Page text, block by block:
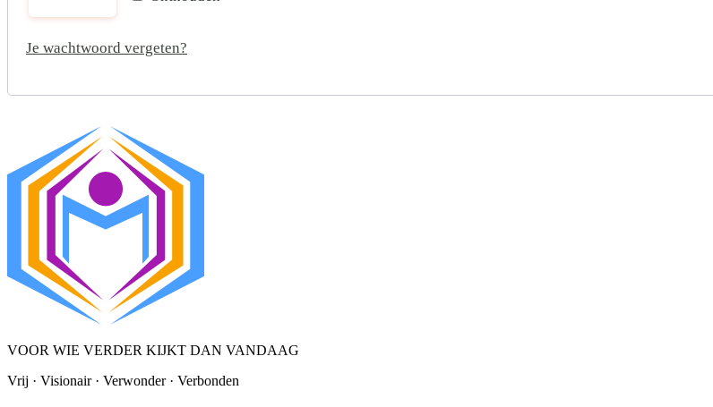
Je wachtwoord vergeten?
VOOR WIE VERDER KIJKT DAN VANDAAG
Vrij · Visionair · Verwonder · Verbonden